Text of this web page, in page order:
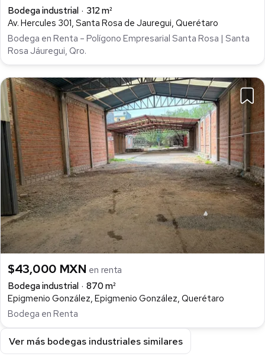
Bodega industrial
312 m²
Av. Hercules 301, Santa Rosa de Jauregui, Querétaro
Bodega en Renta – Polígono Empresarial Santa Rosa | Santa
Rosa Jáuregui, Qro.
$43,000 MXN en renta
Bodega industrial
870 m²
Epigmenio González, Epigmenio González, Querétaro
Bodega en Renta
Ver más bodegas industriales similares